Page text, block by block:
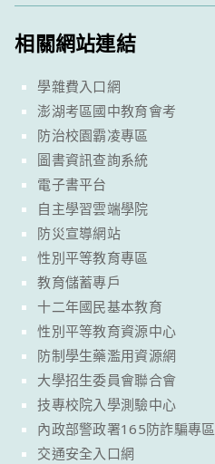
相關網站連結
學雜費入口網
澎湖考區國中教育會考
防治校園霸凌專區
圖書資訊查詢系統
電子書平台
自主學習雲端學院
防災宣導網站
性別平等教育專區
教育儲蓄專戶
十二年國民基本教育
性別平等教育資源中心
防制學生藥濫用資源網
大學招生委員會聯合會
技專校院入學測驗中心
內政部警政署165防詐騙專區
交通安全入口網